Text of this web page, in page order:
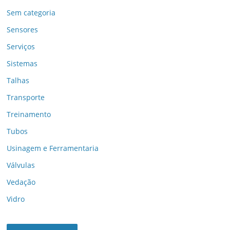
Sem categoria
Sensores
Serviços
Sistemas
Talhas
Transporte
Treinamento
Tubos
Usinagem e Ferramentaria
Válvulas
Vedação
Vidro